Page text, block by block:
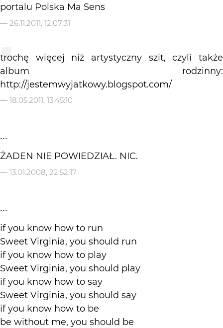
portalu Polska Ma Sens
— 26.11.2011, 12:07:31
trochę więcej niż artystyczny szit, czyli także
album rodzinny:
http://jestemwyjatkowy.blogspot.com/
— 18.05.2011, 13:45:10
...
ŻADEN NIE POWIEDZIAŁ. NIC.
— 13.01.2008, 22:52:17
...
if you know how to run
Sweet Virginia, you should run
if you know how to play
Sweet Virginia, you should play
if you know how to say
Sweet Virginia, you should say
if you know how to be
be without me, you should be